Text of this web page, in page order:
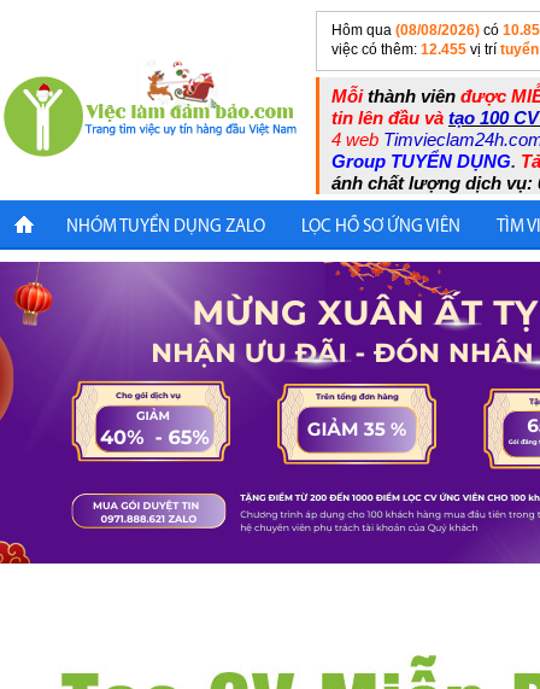
Hôm qua (08/08/2026) có
việc có thêm: 12.455 vị trí
Mỗithành viên được
tin lên đầu và tạo 100
4 web
Group TUYỂN DỤNG.
ánh chất lượng dịch vụ:
NHÓM TUYỂN DỤNG ZALO LỌC HỒ SƠ ỨNG VIÊN TÌM